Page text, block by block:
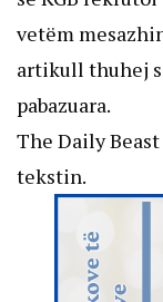
vetëm
artikull thuhej
pabazuara.
The Daily
tekstin.